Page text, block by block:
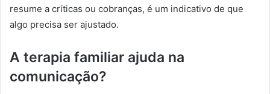
resume a críticas ou cobranças, é um indicativo de que
algo precisa ser ajustado.
A terapia familiar ajuda na
comunicação?